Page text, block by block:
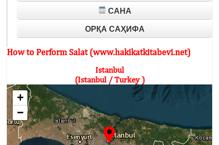
САНА
ОРҚА САҲИФА
How to Perform Salat (www.hakikatkitabevi.net)
Istanbul
(Istanbul / Turkey )
+
−